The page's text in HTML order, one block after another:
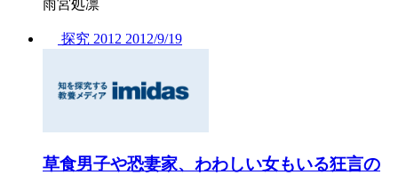
雨宮処凛
探究 2012 2012/9/19
草食男子や恐妻家、わわしい女もいる狂言の